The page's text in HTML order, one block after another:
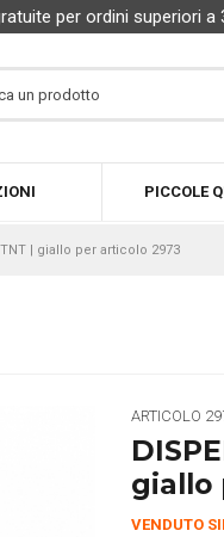
per ordini superiori
PICCOLE
TNT | giallo per articolo 2973
ARTICOLO
giallo
VENDUTO